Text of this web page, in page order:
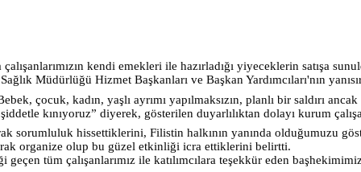
kendi emekleri ile hazırladığı yiyeceklerin satışa
Müdürlüğü Hizmet Başkanları ve Başkan Yardımcıları'nın
çocuk, kadın, yaşlı ayrımı yapılmaksızın, planlı bir saldırı
kınıyoruz” diyerek, gösterilen duyarlılıktan dolayı kurum
hissettiklerini, Filistin halkının yanında olduğumuzu
organize olup bu güzel etkinliği icra ettiklerini belirtti.
tüm çalışanlarımız ile katılımcılara teşekkür eden